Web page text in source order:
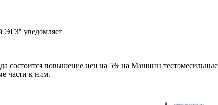
ЭГЗ" уведомляет
состоится повышение цен на 5% на Машины тестомесильные
части к ним.